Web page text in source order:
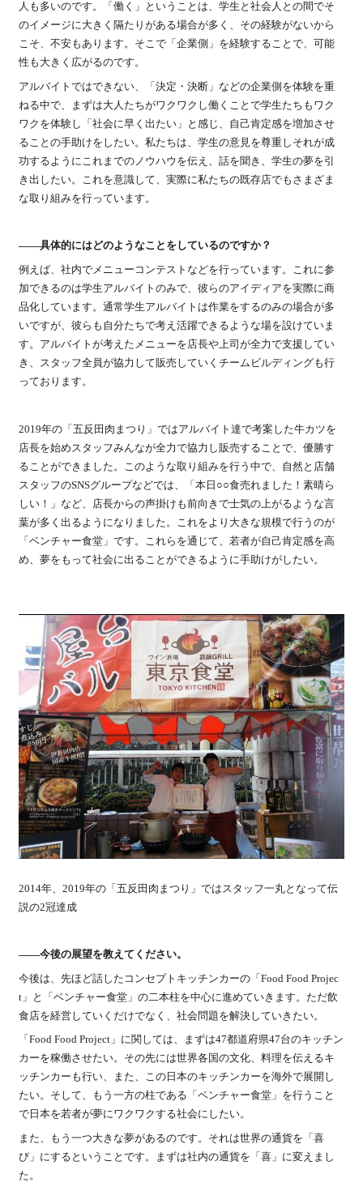
人も多いのです。「働く」ということは、学生と社会人との間でそ
のイメージに大きく隔たりがある場合が多く、その経験がないから
こそ、不安もあります。そこで「企業側」を経験することで、可能
性も大きく広がるのです。
アルバイトではできない、「決定・決断」などの企業側を体験を重
ねる中で、まずは大人たちがワクワクし働くことで学生たちもワク
ワクを体験し「社会に早く出たい」と感じ、自己肯定感を増加させ
ることの手助けをしたい。私たちは、学生の意見を尊重しそれが成
功するようにこれまでのノウハウを伝え、話を聞き、学生の夢を引
き出したい。これを意識して、実際に私たちの既存店でもさまざま
な取り組みを行っています。
――具体的にはどのようなことをしているのですか？
例えば、社内でメニューコンテストなどを行っています。これに参
加できるのは学生アルバイトのみで、彼らのアイディアを実際に商
品化しています。通常学生アルバイトは作業をするのみの場合が多
いですが、彼らも自分たちで考え活躍できるような場を設けていま
す。アルバイトが考えたメニューを店長や上司が全力で支援してい
き、スタッフ全員が協力して販売していくチームビルディングも行
っております。
2019年の「五反田肉まつり」ではアルバイト達で考案した牛カツを
店長を始めスタッフみんなが全力で協力し販売することで、優勝す
ることができました。このような取り組みを行う中で、自然と店舗
スタッフのSNSグループなどでは、「本日○○食売れました！素晴ら
しい！」など、店長からの声掛けも前向きで士気の上がるような言
葉が多く出るようになりました。これをより大きな規模で行うのが
「ベンチャー食堂」です。これらを通じて、若者が自己肯定感を高
め、夢をもって社会に出ることができるように手助けがしたい。
2014年、2019年の「五反田肉まつり」ではスタッフ一丸となって伝
説の2冠達成
――今後の展望を教えてください。
今後は、先ほど話したコンセプトキッチンカーの「Food Food Projec
t」と「ベンチャー食堂」の二本柱を中心に進めていきます。ただ飲
食店を経営していくだけでなく、社会問題を解決していきたい。
「Food Food Project」に関しては、まずは47都道府県47台のキッチン
カーを稼働させたい。その先には世界各国の文化、料理を伝えるキ
ッチンカーも行い、また、この日本のキッチンカーを海外で展開し
たい。そして、もう一方の柱である「ベンチャー食堂」を行うこと
で日本を若者が夢にワクワクする社会にしたい。
また、もう一つ大きな夢があるのです。それは世界の通貨を「喜
び」にするということです。まずは社内の通貨を「喜」に変えまし
た。